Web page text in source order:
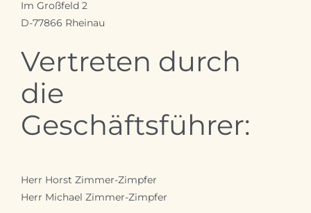
Im Großfeld 2
D-77866 Rheinau
Vertreten durch
die
Geschäftsführer:
Herr Horst Zimmer-Zimpfer
Herr Michael Zimmer-Zimpfer